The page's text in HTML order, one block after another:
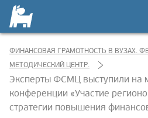
ФИНАНСОВАЯ ГРАМОТНОСТЬ В ВУЗАХ.
МЕТОДИЧЕСКИЙ ЦЕНТР.
Эксперты ФСМЦ выступили на
конференции «Участие
стратегии повышения